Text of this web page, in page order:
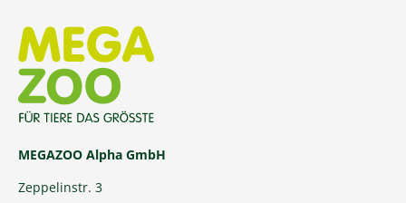
MEGAZOO Alpha GmbH
Zeppelinstr. 3